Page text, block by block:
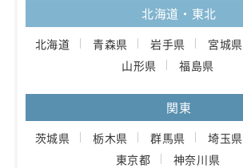
北海道・東北
北海道 青森県 岩手県 宮城県
山形県
福島県
関東
茨城県 栃木県 群馬県 埼玉県
東京都
神奈川県